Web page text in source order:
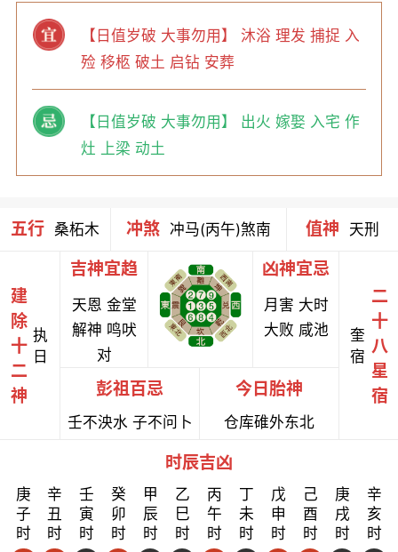
【日值岁破 大事勿用】 沐浴 理发 捕捉 入
殓 移柩 破土 启钻 安葬
【日值岁破 大事勿用】 出火 嫁娶 入宅 作
灶 上梁 动土
五行 桑柘木 冲煞 冲马(丙午)煞南 值神 天刑
建
除
十
二
神
执
日
吉神宜趋
天恩 金堂
解神 鸣吠
对
凶神宜忌
月害 大时
大败 咸池
彭祖百忌
壬不泱水 子不问卜
今日胎神
仓库碓外东北
奎
宿
二
十
八
星
宿
时辰吉凶
庚
子
时
辛
丑
时
壬
寅
时
癸
卯
时
甲
辰
时
乙
巳
时
丙
午
时
丁
未
时
戊
申
时
己
酉
时
庚
戌
时
辛
亥
时